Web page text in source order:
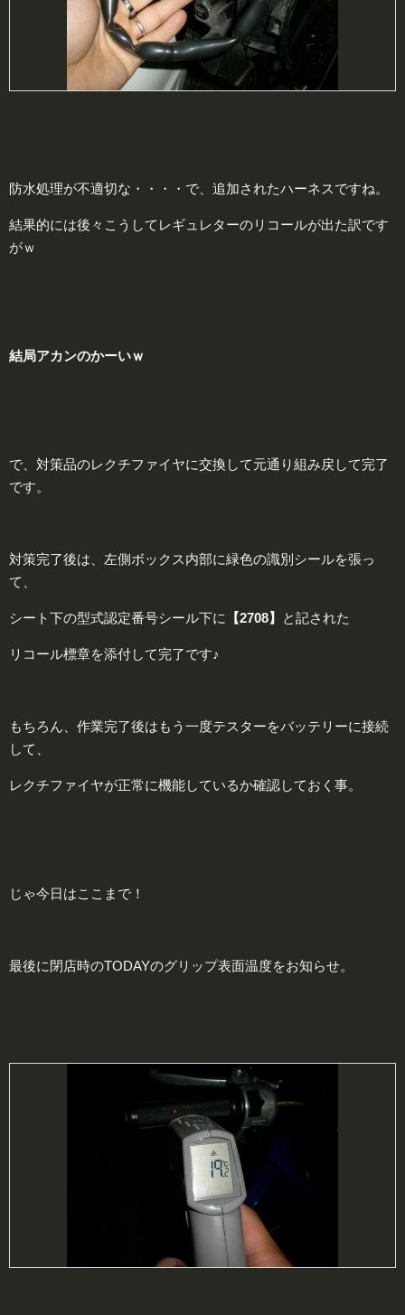
防水処理が不適切な・・・・で、追加されたハーネスですね。
結果的には後々こうしてレギュレターのリコールが出た訳です
がｗ
結局アカンのかーいｗ
で、対策品のレクチファイヤに交換して元通り組み戻して完了
です。
対策完了後は、左側ボックス内部に緑色の識別シールを張っ
て、
シート下の型式認定番号シール下に 【2708】 と記された
リコール標章を添付して完了です♪
もちろん、作業完了後はもう一度テスターをバッテリーに接続
して、
レクチファイヤが正常に機能しているか確認しておく事。
じゃ今日はここまで！
最後に閉店時のTODAYのグリップ表面温度をお知らせ。